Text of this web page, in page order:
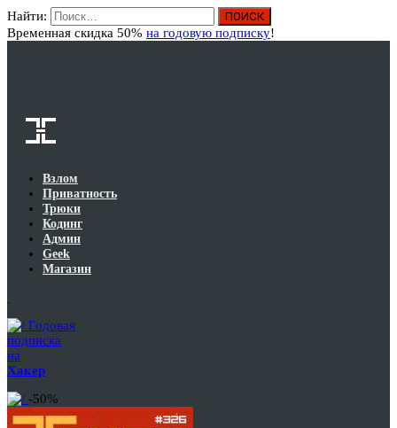
Найти:
Временная скидка 50% на годовую подписку!
Взлом
Приватность
Трюки
Кодинг
Админ
Geek
Магазин
Годовая
подписка
на
Хакер
-50%